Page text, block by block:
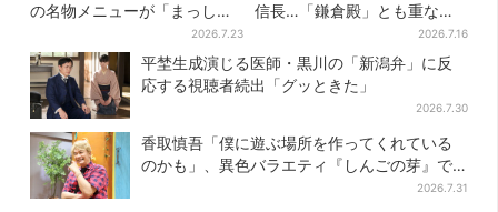
の名物メニューが「まっし
ろ」に…期間限定の2品が登場
2026.7.23
信長…「鎌倉殿」とも重な
る、にじむ悲しみが“名人
芸”【豊臣兄弟】
2026.7.16
平埜生成演じる医師・黒川の「新潟弁」に反
応する視聴者続出「グッときた」
2026.7.30
香取慎吾「僕に遊ぶ場所を作ってくれている
のかも」、異色バラエティ『しんごの芽』で
2026.7.31